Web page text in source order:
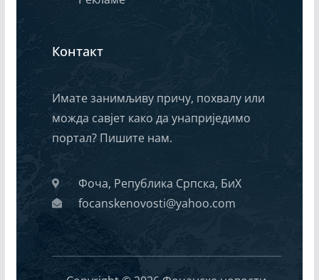
Контакт
Имате занимљиву причу, похвалу или
можда савјет како да унаприједимо
портал? Пишите нам.
Фоча, Република Српска, БиХ
focanskenovosti@yahoo.com